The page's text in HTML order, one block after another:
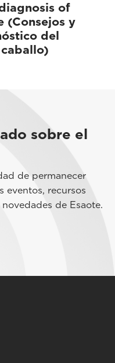
of
(Consejos y
del
sobre el
de permanecer
eventos, recursos
de Esaote.